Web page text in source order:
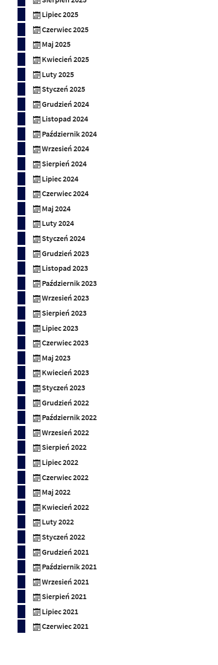
Lipiec 2025
Czerwiec 2025
Maj 2025
Kwiecień 2025
Luty 2025
Styczeń 2025
Grudzień 2024
Listopad 2024
Październik 2024
Wrzesień 2024
Sierpień 2024
Lipiec 2024
Czerwiec 2024
Maj 2024
Luty 2024
Styczeń 2024
Grudzień 2023
Listopad 2023
Październik 2023
Wrzesień 2023
Sierpień 2023
Lipiec 2023
Czerwiec 2023
Maj 2023
Kwiecień 2023
Styczeń 2023
Grudzień 2022
Październik 2022
Wrzesień 2022
Sierpień 2022
Lipiec 2022
Czerwiec 2022
Maj 2022
Kwiecień 2022
Luty 2022
Styczeń 2022
Grudzień 2021
Październik 2021
Wrzesień 2021
Sierpień 2021
Lipiec 2021
Czerwiec 2021